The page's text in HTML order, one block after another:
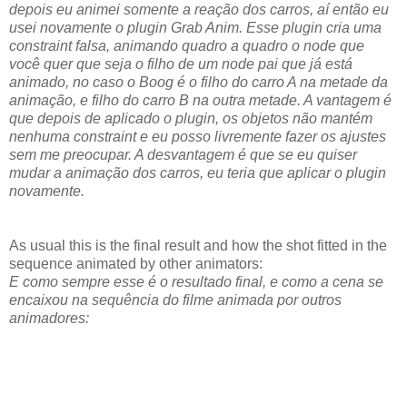
depois eu animei somente a reação dos carros, aí então eu
usei novamente o plugin Grab Anim. Esse plugin cria uma
constraint falsa, animando quadro a quadro o node que
você quer que seja o filho de um node pai que já está
animado, no caso o Boog é o filho do carro A na metade da
animação, e filho do carro B na outra metade. A vantagem é
que depois de aplicado o plugin, os objetos não mantém
nenhuma constraint e eu posso livremente fazer os ajustes
sem me preocupar. A desvantagem é que se eu quiser
mudar a animação dos carros, eu teria que aplicar o plugin
novamente.
As usual this is the final result and how the shot fitted in the
sequence animated by other animators:
E como sempre esse é o resultado final, e como a cena se
encaixou na sequência do filme animada por outros
animadores: